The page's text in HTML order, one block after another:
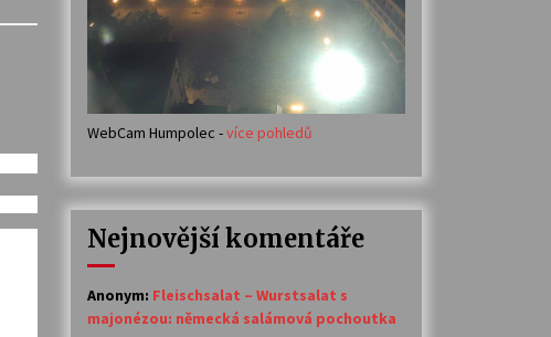
Votavžatský ploty
23. 7. 2026
14. 7. 2026
30. 6. 2026
WebCam Humpolec -více pohledů
Nejnovější komentáře
Anonym: Fleischsalat – Wurstsalat s
majonézou: německá salámová pochoutka